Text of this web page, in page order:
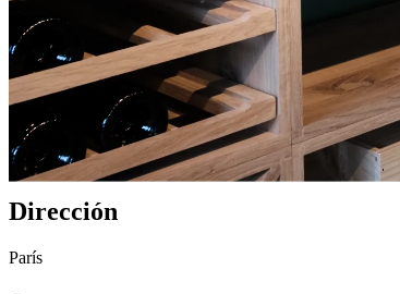
Oficina de París
Nuestra oficina en París es una parte esencial de
soluciones a medida para particulares y empresas. Ten
Dirección
París